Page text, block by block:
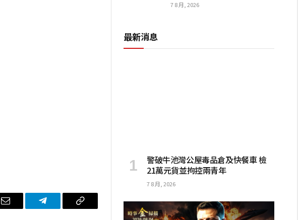
电
Telegram 复
7 8 月, 2026
最新消息
警破牛池灣公屋毒品倉及快餐車 檢
21萬元貨並拘控兩青年
7 8 月, 2026